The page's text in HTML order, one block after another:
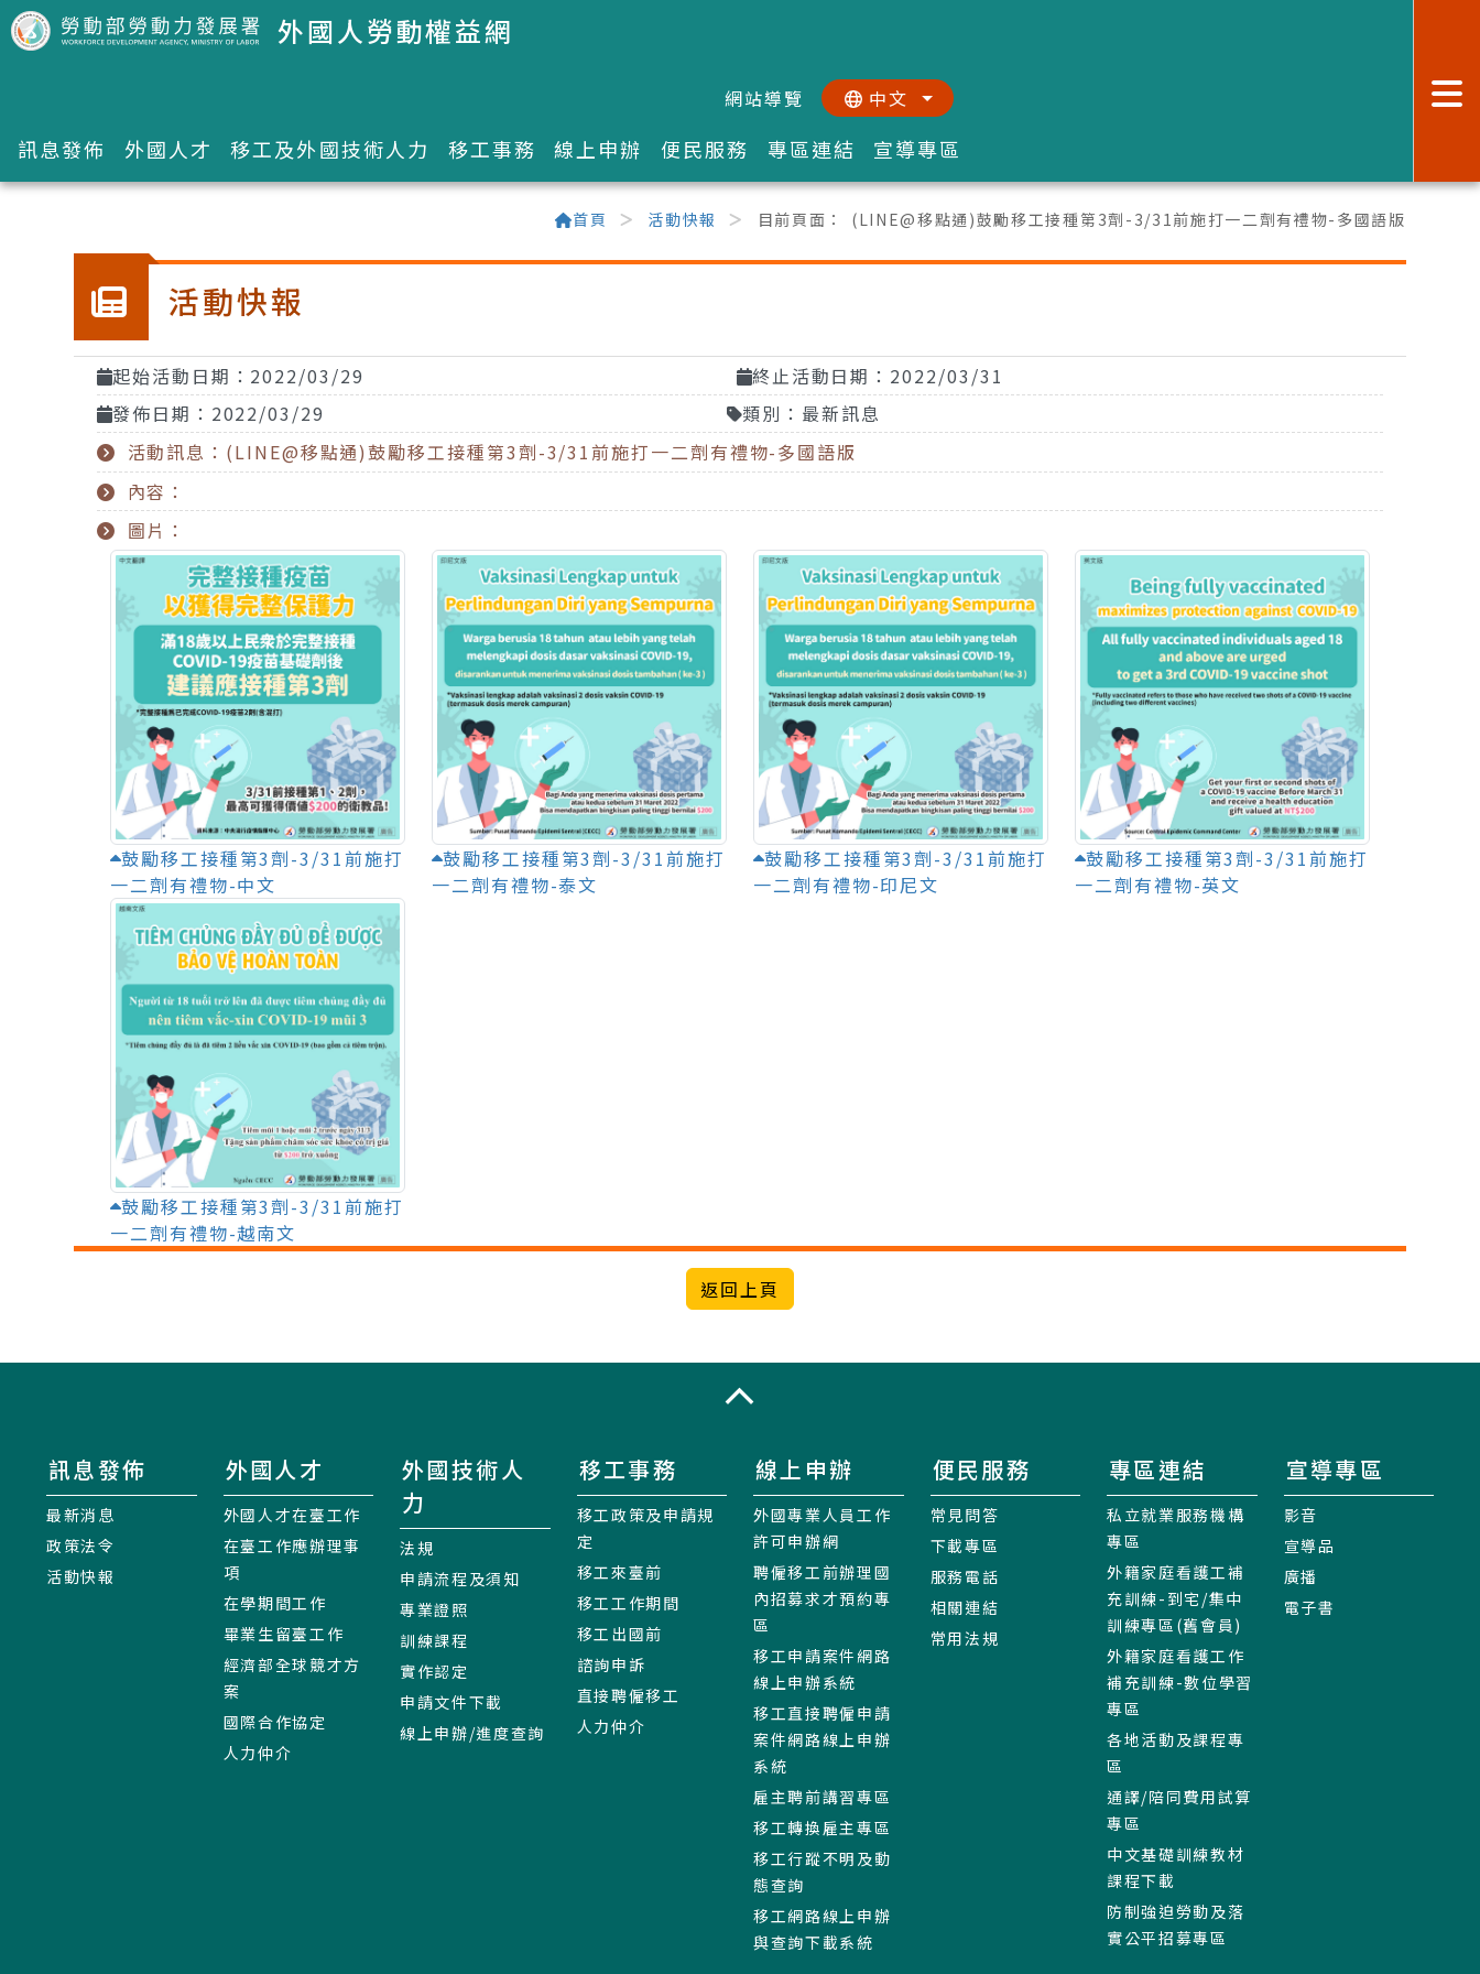
跳到主要內容區塊 外國人勞動權益網
:::網站導覽 中文
訊息發佈 外國人才 移工及外國技術人力 移工事務 線上申辦 便民服務 專區連結 宣導專區
首頁 活動快報 目前頁面： (LINE@移點通)鼓勵移工接種第3劑-3/31前施打一二劑有禮物-多國語版
活動快報
起始活動日期：2022/03/29
終止活動日期：2022/03/31
發佈日期：2022/03/29
類別：最新訊息
活動訊息：(LINE@移點通)鼓勵移工接種第3劑-3/31前施打一二劑有禮物-多國語版
內容：
圖片：
鼓勵移工接種第3劑-3/31前施打
一二劑有禮物-中文
鼓勵移工接種第3劑-3/31前施打
一二劑有禮物-泰文
鼓勵移工接種第3劑-3/31前施打
一二劑有禮物-印尼文
鼓勵移工接種第3劑-3/31前施打
一二劑有禮物-英文
鼓勵移工接種第3劑-3/31前施打
一二劑有禮物-越南文
訊息發佈
最新消息
政策法令
活動快報
外國人才
外國人才在臺工作
在臺工作應辦理事
項
在學期間工作
畢業生留臺工作
經濟部全球競才方
案
國際合作協定
人力仲介
外國技術人
力
法規
申請流程及須知
專業證照
訓練課程
實作認定
申請文件下載
線上申辦/進度查詢
移工事務
移工政策及申請規
定
移工來臺前
移工工作期間
移工出國前
諮詢申訴
直接聘僱移工
人力仲介
線上申辦
外國專業人員工作
許可申辦網
聘僱移工前辦理國
內招募求才預約專
區
移工申請案件網路
線上申辦系統
移工直接聘僱申請
案件網路線上申辦
系統
雇主聘前講習專區
移工轉換雇主專區
移工行蹤不明及動
態查詢
移工網路線上申辦
與查詢下載系統
便民服務
常見問答
下載專區
服務電話
相關連結
常用法規
專區連結
私立就業服務機構
專區
外籍家庭看護工補
充訓練-到宅/集中
訓練專區(舊會員)
外籍家庭看護工作
補充訓練-數位學習
專區
各地活動及課程專
區
通譯/陪同費用試算
專區
中文基礎訓練教材
課程下載
防制強迫勞動及落
實公平招募專區
宣導專區
影音
宣導品
廣播
電子書